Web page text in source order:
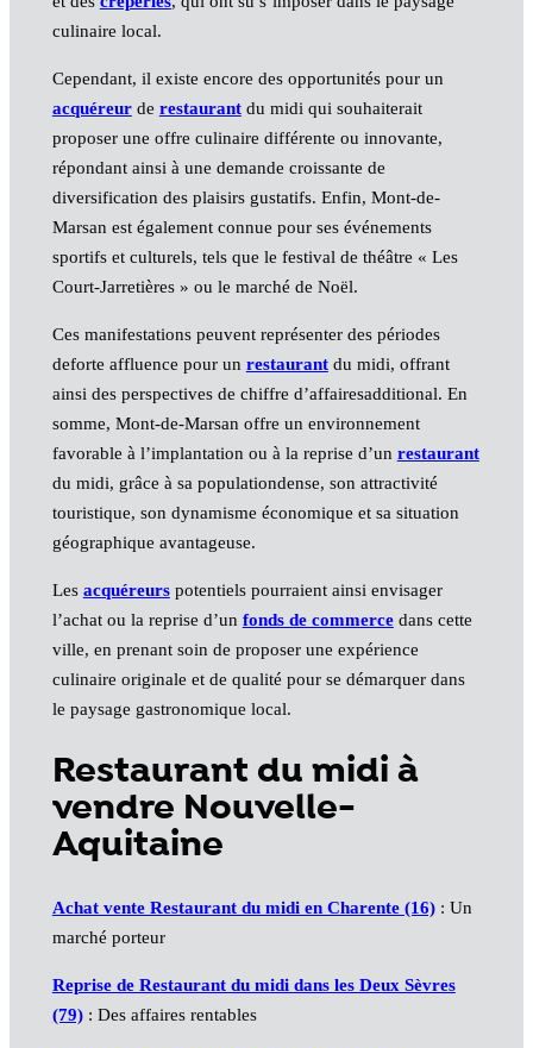
culinaire local.
Cependant, il existe encore des opportunités pour un
acquéreurde restaurantdu midi qui souhaiterait
proposer une offre culinaire différente ou innovante,
répondant ainsi à une demande croissante de
diversification des plaisirs gustatifs. Enfin, Mont-de-
Marsan est également connue pour ses événements
sportifs et culturels, tels que le festival de théâtre « Les
Court-Jarretières » ou le marché de Noël.
Ces manifestations peuvent représenter des périodes
deforte affluence pour un restaurantdu midi, offrant
ainsi des perspectives de chiffre d’affairesadditional. En
somme, Mont-de-Marsan offre un environnement
favorable à l’implantation ou à la reprise d’un restaurant
du midi, grâce à sa populationdense, son attractivité
touristique, son dynamisme économique et sa situation
géographique avantageuse.
Les acquéreurspotentiels pourraient ainsi envisager
l’achat ou la reprise d’un fonds de commercedans cette
ville, en prenant soin de proposer une expérience
culinaire originale et de qualité pour se démarquer dans
le paysage gastronomique local.
Restaurant du midi à
vendre Nouvelle-
Aquitaine
Achat vente Restaurant du midi en Charente (16): Un
marché porteur
Reprise de Restaurant du midi dans les Deux Sèvres
(79): Des affaires rentables